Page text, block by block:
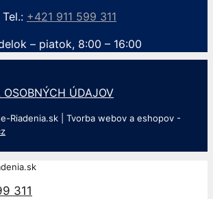
Tel.: +421 911 599 311
– piatok, 8:00 – 16:00
OSOBNÝCH ÚDAJOV
Riadenia.sk | Tvorba webov a eshopov -
311